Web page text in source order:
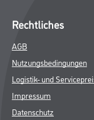
Services
Sortiment
Karriere
FAQ
Rechtliches